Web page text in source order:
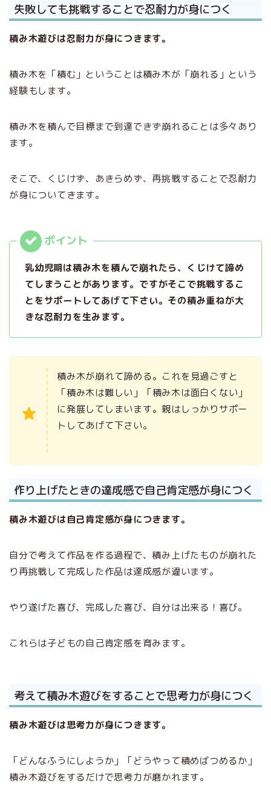
失敗しても挑戦することで忍耐力が身につく
積み木遊びは忍耐力が身につきます。
積み木を「積む」ということは積み木が「崩れる」という
経験もします。
積み木を積んで目標まで到達できず崩れることは多々あり
ます。
そこで、くじけず、あきらめず、再挑戦することで忍耐力
が身についてきます。
乳幼児期は積み木を積んで崩れたら、くじけて諦め
てしまうことがあります。ですがそこで挑戦するこ
とをサポートしてあげて下さい。その積み重ねが大
きな忍耐力を生みます。
積み木が崩れて諦める。これを見過ごすと
「積み木は難しい」「積み木は面白くない」
に発展してしまいます。親はしっかりサポー
トしてあげて下さい。
作り上げたときの達成感で自己肯定感が身につく
積み木遊びは自己肯定感が身につきます。
自分で考えて作品を作る過程で、積み上げたものが崩れた
り再挑戦して完成した作品は達成感が違います。
やり遂げた喜び、完成した喜び、自分は出来る！喜び。
これらは子どもの自己肯定感を育みます。
考えて積み木遊びをすることで思考力が身につく
積み木遊びは思考力が身につきます。
「どんなふうにしようか」「どうやって積めばつめるか」
積み木遊びをするだけで思考力が磨かれます。